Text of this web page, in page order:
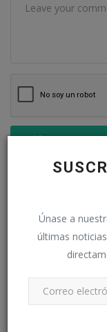
Únase a
últimas
Publicar
SIGUENOS EN:
Facebook